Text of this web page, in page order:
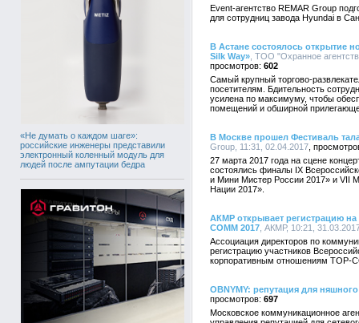
«Не думать о каждом шаге»:
российские инженеры представили
электронный коленный модуль для
людей после ампутации бедра
Event-агентство REMAR Group
для сотрудниц завода Hyundai в
В Астане состоялось открытие
Silk Way» , ТОО "Охранное
602
Самый крупный торгово-
посетителям. Бдительность
усилена по максимуму, чтобы
помещений и обширной
В Москве прошел Фестиваль
Group, 11:31, 02.04.2017
27 марта 2017 года на сцене
состоялись финалы IX
и Мини Мистер России 2017» и VII
Нации 2017».
АКМР открывает регистрацию
COMM 2017 , АКМР, 10:21,
Ассоциация директоров по
регистрацию участников
корпоративным отношениям TOP-
OBNYMY: репутация для
697
Московское коммуникационное